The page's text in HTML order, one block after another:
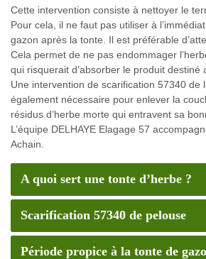
Cette intervention consiste à nettoyer le
Pour cela, il ne faut pas utiliser à
gazon après la tonte. Il est préférable
Cela permet de ne pas endommager
qui risquerait d’absorber le produit destiné
Une intervention de scarification 57340 de
également nécessaire pour enlever la
résidus d’herbe morte qui entravent sa
L’équipe DELHAYE Elagage 57
Achain.
A quoi sert une tonte d’herbe ?
Scarification 57340 de pelouse
Période propice à la tonte de